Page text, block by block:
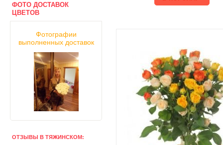
ФОТО ДОСТАВОК
ЦВЕТОВ
Фотографии
выполненных доставок
ОТЗЫВЫ В ТЯЖИНСКОМ: